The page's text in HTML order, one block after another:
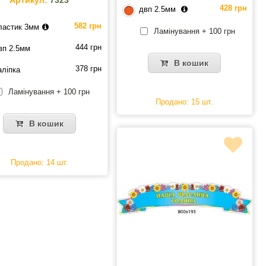
3мм 582 грн
2.5мм 444 грн
378 грн
Ламінування + 100 грн
В кошик
Продано: 14 шт.
двп 2.5мм 428 грн
Ламінування + 100 грн
В кошик
Продано: 15 шт.